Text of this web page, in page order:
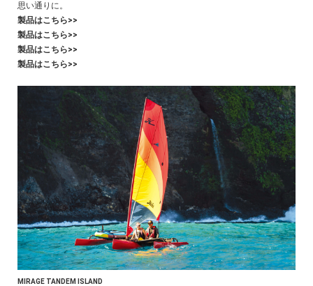
思い通りに。
製品はこちら>>
製品はこちら>>
製品はこちら>>
製品はこちら>>
MIRAGE TANDEM ISLAND